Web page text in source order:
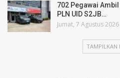
702 Pegawai
PLN UID S2JB…
Jumat, 7 Agustus 2026
TAMPILKAN